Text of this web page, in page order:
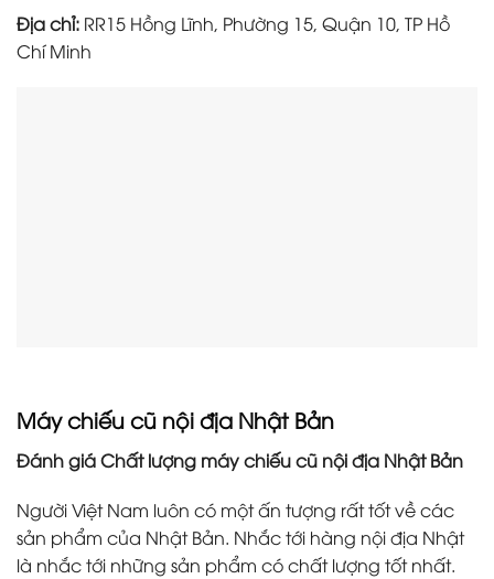
Địa chỉ: RR15 Hồng Lĩnh, Phường 15, Quận 10, TP Hồ
Chí Minh
Máy chiếu cũ nội địa Nhật Bản
Đánh giá Chất lượng máy chiếu cũ nội địa Nhật Bản
Người Việt Nam luôn có một ấn tượng rất tốt về các
sản phẩm của Nhật Bản. Nhắc tới hàng nội địa Nhật
là nhắc tới những sản phẩm có chất lượng tốt nhất.